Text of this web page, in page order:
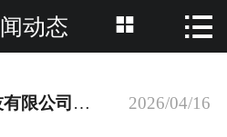
网站首页
动态  
喜讯 | 佛山市凯聚科技有限公司荣获TCT全国瓷砖 2026/04/16